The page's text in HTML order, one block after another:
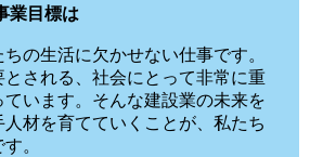
業目標は
の生活に欠かせない仕事です。
とされる、社会にとって非常に重
います。そんな建設業の未来を
材を育てていくことが、私たち
。